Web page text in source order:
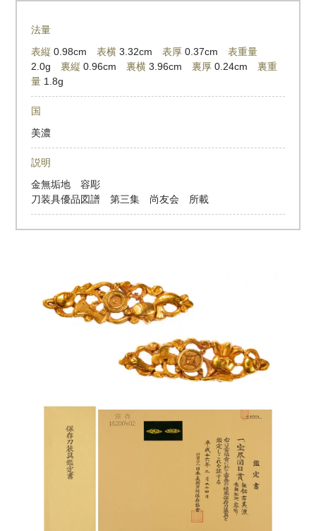
法量
表縦 0.98cm表横 3.32cm表厚 0.37cm表重量
2.0g裏縦 0.96cm裏横 3.96cm裏厚 0.24cm裏重
量 1.8g
国
美濃
説明
金無垢地 容彫
刀装具優品図譜 第三集 尚友会 所載